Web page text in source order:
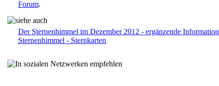
Forum.
Der Sternenhimmel im Dezember 2012 - ergänzende
Sternenhimmel - Sternkarten